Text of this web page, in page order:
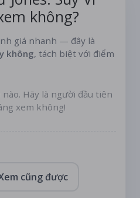
không?
giá nhanh — đây là
không, tách biệt với điểm
Hãy là người đầu tiên
xem không!
cũng được